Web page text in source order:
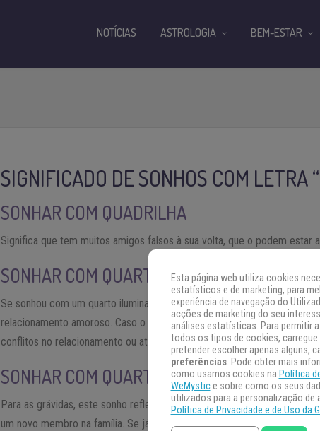
SIGNIFICADO DE SONHOS COM LETRA
SONHAR COM QUADRILHA
Significa que tem muitos amigos falsos à sua volta, que o podem estar
SONHAR COM QUARTO
Se sonhou com um quarto iluminado, indica sucesso e lucros; mas se
relacionamento amoroso. Caso o quarto estivesse limpo, revela
conflitos no relacionamento ou até mesmo traições.
SONHAR COM QUARTO DE BEBÉ
Para as grávidas, este sonho reflete o que está a sentir na vida real:
um novo membro na família. Se já é mãe ou pai significa o ambiente
NOTÍCIAS ASTROLOGIA BEM-ESTAR
Esta página web utiliza cookies
estatísticos e de marketing, para
experiência de navegação do
acções de marketing do seu
análises estatísticas. Para permitir
todos os tipos de cookies, carregue
pretender escolher apenas alguns,
preferências. Pode obter mais
como usamos cookies na Política
WeMystice sobre como os seus
utilizados para a personalização de
Política de Privacidade e de Uso da